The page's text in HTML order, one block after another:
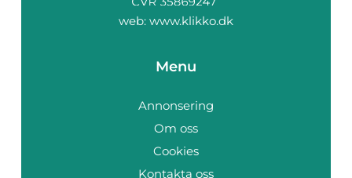
web: www.klikko.dk
Menu
Annonsering
Om oss
Cookies
Kontakta oss